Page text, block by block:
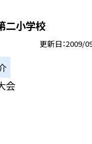
二小学校
更新日 2009/
会